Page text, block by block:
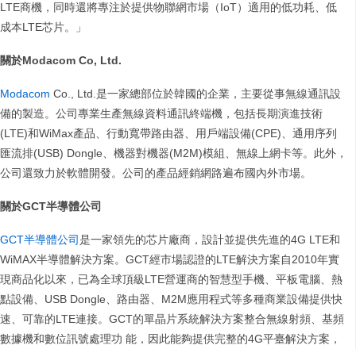
LTE商機，同時還將專注於提供物聯網市場（IoT）適用的低功耗、低
成本LTE芯片。」
關於Modacom Co, Ltd.
Modacom Co., Ltd.是一家總部位於韓國的企業，主要從事無線通訊設
備的製造。公司專業生產無線資料通訊終端機，包括長期演進技術
(LTE)和WiMax產品、行動寬帶路由器、用戶端設備(CPE)、通用序列
匯流排(USB) Dongle、機器對機器(M2M)模組、無線上網卡等。此外，
公司還致力於軟體開發。公司的產品經銷網路遍布國內外市場。
關於GCT半導體公司
GCT半導體公司是一家領先的芯片廠商，設計並提供先進的4G LTE和
WiMAX半導體解決方案。GCT經市場認證的LTE解決方案自2010年實
現商品化以來，已為全球頂級LTE營運商的智慧型手機、平板電腦、熱
點設備、USB Dongle、路由器、M2M應用程式等多種商業設備提供快
速、可靠的LTE連接。GCT的單晶片系統解決方案整合無線射頻、基頻
數據機和數位訊號處理功 能，因此能夠提供完整的4G平臺解決方案，